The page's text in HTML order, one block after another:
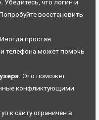
Убедитесь, что логин и
восстановить
Иногда простая
телефона может помочь
Это поможет
конфликтующими
к сайту ограничен в